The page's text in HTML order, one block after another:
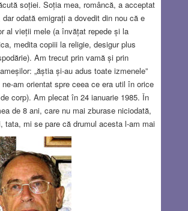
soției. Soția mea, româncă, a acceptat
dar odată emigrați a dovedit din nou că e
al vieții mele (a învățat repede și la
medita copiii la religie, desigur plus
Am trecut prin vamă și prin
„ăștia și-au adus toate izmenele”
am orientat spre ceea ce era util în orice
corp). Am plecat în 24 ianuarie 1985. În
de 8 ani, care nu mai zburase niciodată,
tata, mi se pare că drumul acesta l-am mai
Pe atunci, în afară de numele țării
ea nu știa nimic, probabil nu înțelegea
altă țară.